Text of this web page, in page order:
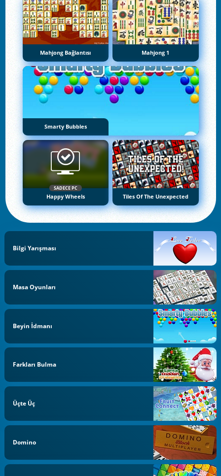
Mahjong Bağlantısı Mahjong 1
Smarty Bubbles
SADECE PC
Happy Wheels Tiles Of The Unexpected
Bilgi Yarışması
Masa Oyunları
Beyin İdmanı
Farkları Bulma
Üçte Üç
Domino